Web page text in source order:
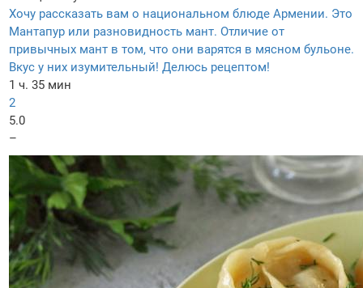
Хочу рассказать вам о национальном блюде Армении. Это
Мантапур или разновидность мант. Отличие от
привычных мант в том, что они варятся в мясном бульоне.
Вкус у них изумительный! Делюсь рецептом!
1 ч. 35 мин
2
5.0
–